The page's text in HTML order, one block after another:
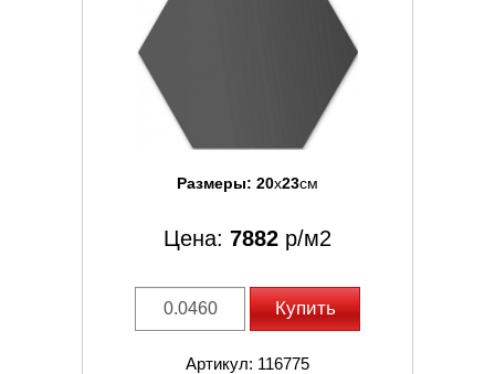
Размеры: 20x23см
Цена: 7882 р/м2
Купить
Артикул: 116775